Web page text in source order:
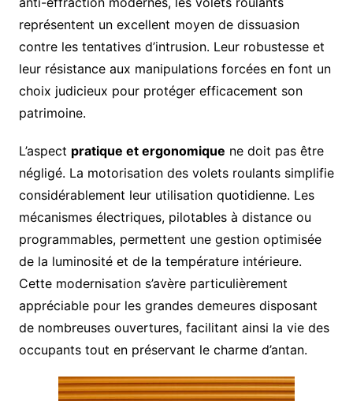
représentent un excellent moyen de dissuasion
contre les tentatives d’intrusion. Leur robustesse et
leur résistance aux manipulations forcées en font un
choix judicieux pour protéger efficacement son
patrimoine.
L’aspect pratique et ergonomique ne doit pas être
négligé. La motorisation des volets roulants simplifie
considérablement leur utilisation quotidienne. Les
mécanismes électriques, pilotables à distance ou
programmables, permettent une gestion optimisée
de la luminosité et de la température intérieure.
Cette modernisation s’avère particulièrement
appréciable pour les grandes demeures disposant
de nombreuses ouvertures, facilitant ainsi la vie des
occupants tout en préservant le charme d’antan.